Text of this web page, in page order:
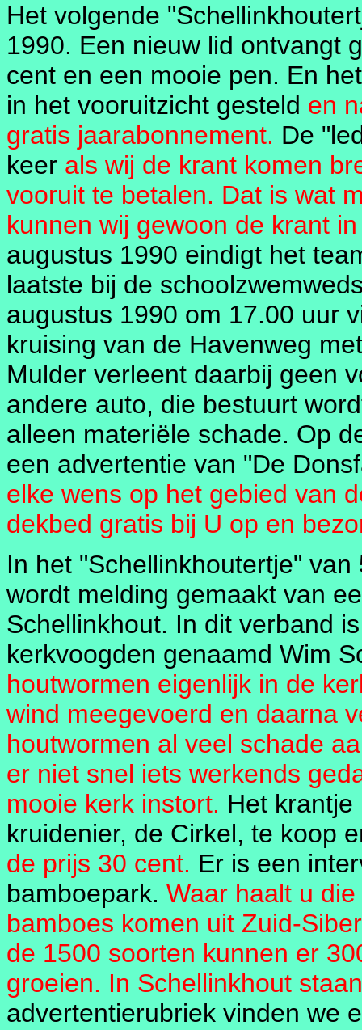
Het volgende
1990. Een nieuw lid ontvangt
cent en een mooie pen. En
in het vooruitzicht gesteld en
gratis jaarabonnement. De
keer als wij de krant komen
vooruit te betalen. Dat is wat
kunnen wij gewoon de krant
augustus 1990 eindigt het
laatste bij de
augustus 1990 om 17.00 uur
kruising van de Havenweg
Mulder verleent daarbij geen
andere auto, die bestuurt
alleen materiële schade. Op
een advertentie van "De
elke wens op het gebied van
dekbed gratis bij U op en
In het "Schellinkhoutertje"
wordt melding gemaakt van
Schellinkhout. In dit verband
kerkvoogden genaamd Wim
houtwormen eigenlijk in de
wind meegevoerd en daarna
houtwormen al veel schade
er niet snel iets werkends
mooie kerk instort. Het
kruidenier, de Cirkel, te koop
de prijs 30 cent. Er is een
bamboepark. Waar haalt u
bamboes komen uit Zuid-
de 1500 soorten kunnen er
groeien. In Schellinkhout
advertentierubriek vinden we